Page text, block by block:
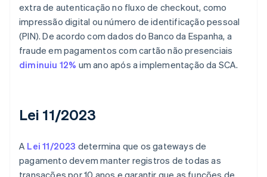
extra de autenticação no fluxo de checkout, como
impressão digital ou número de identificação pessoal
(PIN). De acordo com dados do Banco da Espanha, a
fraude em pagamentos com cartão não presenciais
diminuiu 12% um ano após a implementação da SCA.
Lei 11/2023
A Lei 11/2023 determina que os gateways de
pagamento devem manter registros de todas as